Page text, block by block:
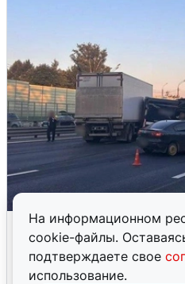
На информационном
cookie-файлы.
подтверждаете свое
использование.
Пять машин
Дмитровском
4 августа 0